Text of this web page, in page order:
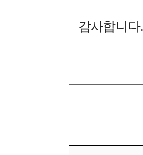
감사합니다.